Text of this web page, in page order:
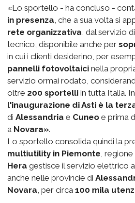
«Lo sportello - ha concluso -
in presenza, che a sua volta si
rete organizzativa, dal servizio
tecnico, disponibile anche per
in cui i clienti desiderino, per
pannelli fotovoltaici nella
servizio ormai rodato,
oltre 200 sportelli in tutta Italia.
l'inaugurazione di Asti è la
di Alessandria e Cuneo e prima
a Novara».
Lo sportello consolida quindi la
multiutility in Piemonte, regione
Hera gestisce il servizio elettrico
anche nelle provincie di
Novara, per circa 100 mila